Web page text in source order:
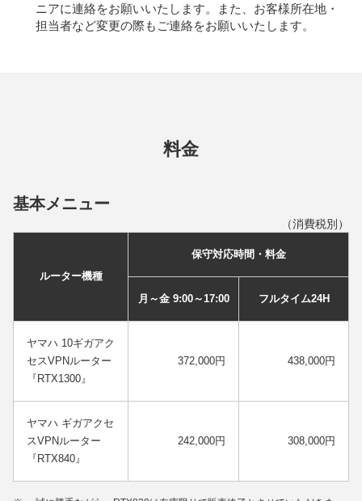
ニアに連絡をお願いいたします。また、お客様所在地・
担当者など変更の際もご連絡をお願いいたします。
料⾦
基本メニュー
（消費税別）
ルーター機種
保守対応時間・料金
月～金 9:00～17:00 フルタイム24H
ヤマハ 10ギガアク
セスVPNルーター
『RTX1300』
372,000円 438,000円
ヤマハ ギガアクセ
スVPNルーター
『RTX840』
242,000円 308,000円